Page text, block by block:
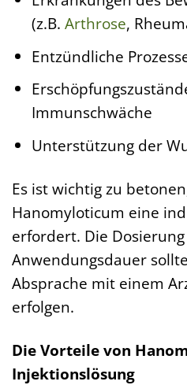
(z.B. Arthrose,
Entzündliche
Immunschwäche
Unterstützung der
Es ist wichtig zu
Hanomyloticum eine
erfordert. Die
Anwendungsdauer
Absprache mit einem
erfolgen.
Die Vorteile von
Injektionslösung